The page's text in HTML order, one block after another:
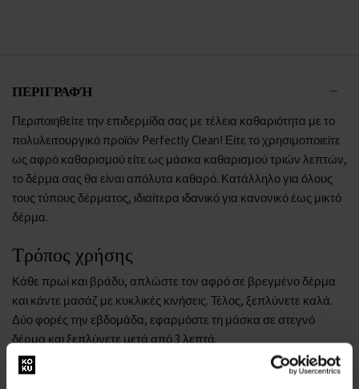
ΠΕΡΙΓΡΑΦΉ
Περιποιηθείτε την επιδερμίδα σας με τέλεια καθαριότητα με το
πολυλειτουργικό προϊόν Perfectly Clean! Είτε το χρησιμοποιείτε
ως αφρό καθαρισμού είτε ως μάσκα καθαρισμού τριών λεπτών,
το δέρμα σας θα είναι απόλυτα καθαρό. Κατάλληλο για όλους
τους τύπους δέρματος, ιδιαίτερα ιδανικό για κανονικό έως μικτό
δέρμα.
Τρόπος χρήσης
Κάθε πρωί και βράδυ, απλώστε τον αφρό σε βρεγμένο δέρμα
και κάντε μασάζ με κυκλικές κινήσεις. Τέλος, ξεπλύνετε καλά.
Δύο φορές την εβδομάδα, εφαρμόστε τη μάσκα σε στεγνό
δέρμα και ξεπλύνετε μετά από 3 λεπτά.
Η συμβουλή μας